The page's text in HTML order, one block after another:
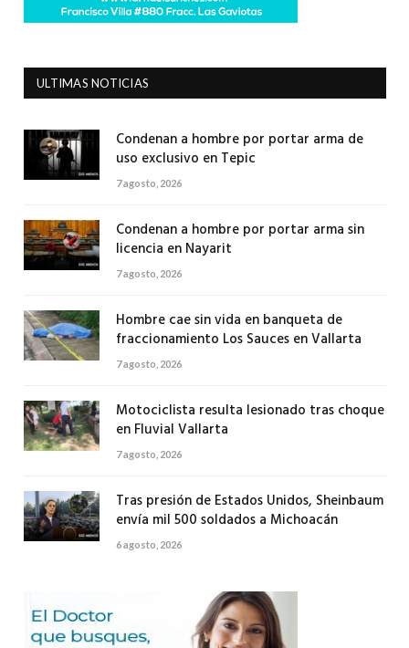
ULTIMAS NOTICIAS
Condenan a hombre por portar arma de
uso exclusivo en Tepic
7 agosto, 2026
Condenan a hombre por portar arma sin
licencia en Nayarit
7 agosto, 2026
Hombre cae sin vida en banqueta de
fraccionamiento Los Sauces en Vallarta
7 agosto, 2026
Motociclista resulta lesionado tras choque
en Fluvial Vallarta
7 agosto, 2026
Tras presión de Estados Unidos, Sheinbaum
envía mil 500 soldados a Michoacán
6 agosto, 2026